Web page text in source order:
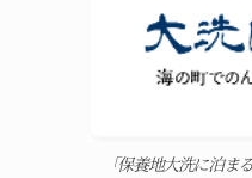
「保養地大洗に泊ま